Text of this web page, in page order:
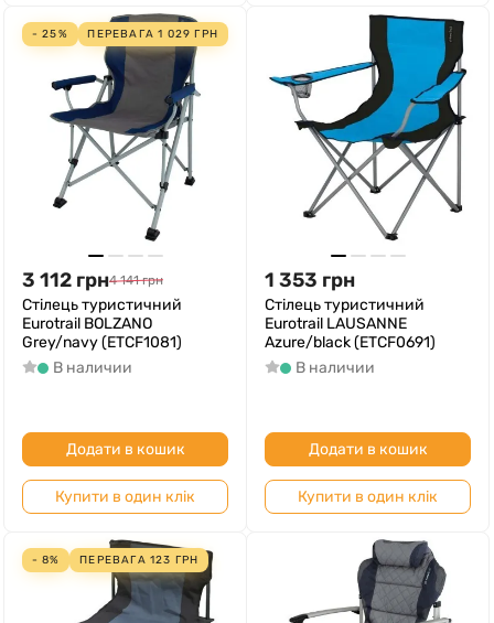
- 25% ПЕРЕВАГА1 029 ГРН
3 112 грн4 141 грн
Cтілець туристичний
Eurotrail BOLZANO
Grey/navy (ETCF1081)
В наличии
Додати в кошик
Купити в один клік
1 353 грн
Cтілець туристичний
Eurotrail LAUSANNE
Azure/black (ETCF0691)
В наличии
Додати в кошик
Купити в один клік
- 8% ПЕРЕВАГА123 ГРН